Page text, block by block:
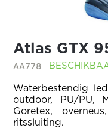
Atlas GTX
AA778
Waterbestendig
outdoor, PU/PU,
Goretex,
ritssluiting.